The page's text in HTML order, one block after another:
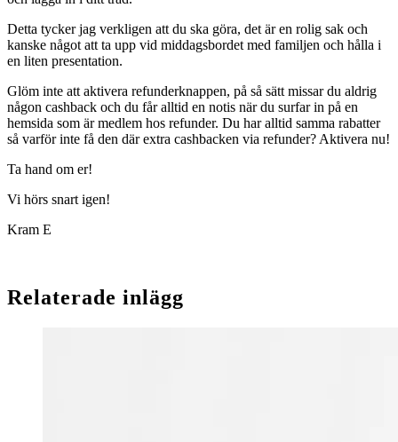
Detta tycker jag verkligen att du ska göra, det är en rolig sak och
kanske något att ta upp vid middagsbordet med familjen och hålla i
en liten presentation.
Glöm inte att aktivera refunderknappen, på så sätt missar du aldrig
någon cashback och du får alltid en notis när du surfar in på en
hemsida som är medlem hos refunder. Du har alltid samma rabatter
så varför inte få den där extra cashbacken via refunder? Aktivera nu!
Ta hand om er!
Vi hörs snart igen!
Kram E
Relaterade inlägg